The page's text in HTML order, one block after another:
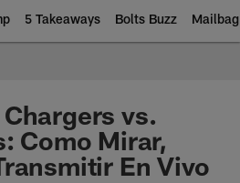
5 Takeaways Bolts Buzz Mailbag
Site | Los
vs.
Como Mirar,
En Vivo